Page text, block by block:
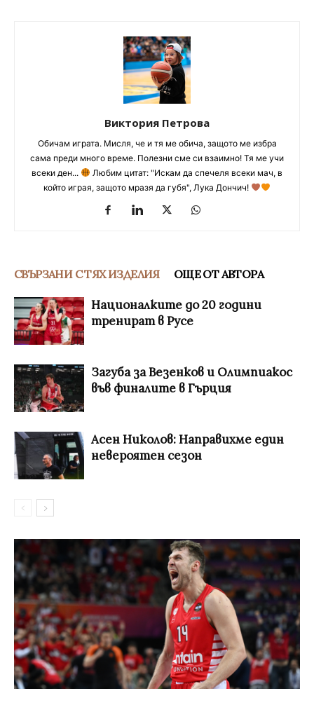
Виктория Петрова
Обичам играта. Мисля, че и тя ме обича, защото ме избра
сама преди много време. Полезни сме си взаимно! Тя ме учи
всеки ден...
Любим цитат: "Искам да спечеля всеки мач, в
който играя, защото мразя да губя", Лука Дончич!
СВЪРЗАНИ С ТЯХ ИЗДЕЛИЯ ОЩЕ ОТ АВТОРА
Националките до 20 години
тренират в Русе
Загуба за Везенков и Олимпиакос
във финалите в Гърция
Асен Николов: Направихме един
невероятен сезон